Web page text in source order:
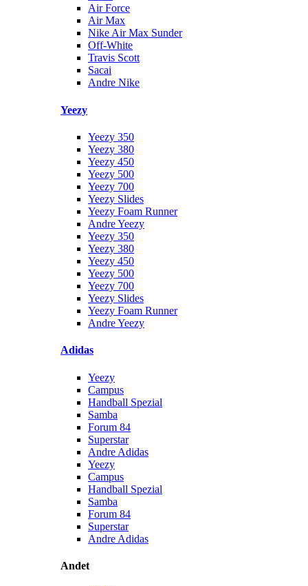
Air Force
Air Max
Nike Air Max Sunder
Off-White
Travis Scott
Sacai
Andre Nike
Yeezy
Yeezy 350
Yeezy 380
Yeezy 450
Yeezy 500
Yeezy 700
Yeezy Slides
Yeezy Foam Runner
Andre Yeezy
Yeezy 350
Yeezy 380
Yeezy 450
Yeezy 500
Yeezy 700
Yeezy Slides
Yeezy Foam Runner
Andre Yeezy
Adidas
Yeezy
Campus
Handball Spezial
Samba
Forum 84
Superstar
Andre Adidas
Yeezy
Campus
Handball Spezial
Samba
Forum 84
Superstar
Andre Adidas
Andet